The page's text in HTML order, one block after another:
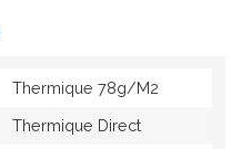
Thermique 78g/M2
Thermique Direct